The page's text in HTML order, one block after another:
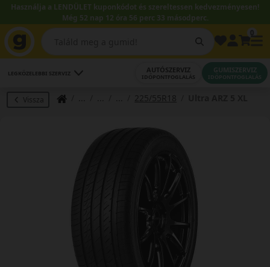
Használja a LENDÜLET kuponkódot és szereltessen kedvezményesen!
Még 52 nap 12 óra 56 perc 32 másodperc.
LEGKÖZELEBBI SZERVIZ AUTÓSZERVIZ
IDŐPONTFOGLALÁS
GUMISZERVIZ
IDŐPONTFOGLALÁS
Vissza 225/55R18